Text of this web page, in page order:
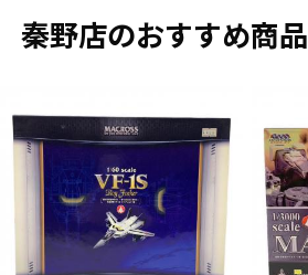
秦野店のおすすめ商品